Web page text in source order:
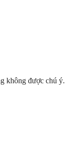
không được chú ý.